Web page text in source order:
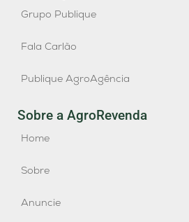
Grupo Publique
Fala Carlão
Publique AgroAgência
Sobre a AgroRevenda
Home
Sobre
Anuncie